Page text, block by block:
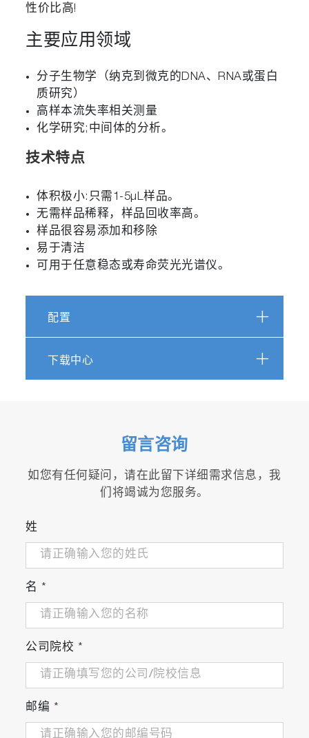
性价比高!
主要应用领域
分子生物学（纳克到微克的DNA、RNA或蛋白
质研究）
高样本流失率相关测量
化学研究;中间体的分析。
技术特点
体积极小:只需1-5µL样品。
无需样品稀释，样品回收率高。
样品很容易添加和移除
易于清洁
可用于任意稳态或寿命荧光光谱仪。
配置
下载中心
留言咨询
如您有任何疑问，请在此留下详细需求信息，我
们将竭诚为您服务。
姓
名 *
公司院校 *
邮编 *